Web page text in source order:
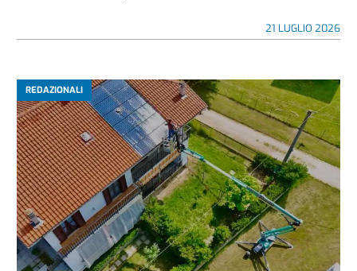
21 LUGLIO 2026
REDAZIONALI